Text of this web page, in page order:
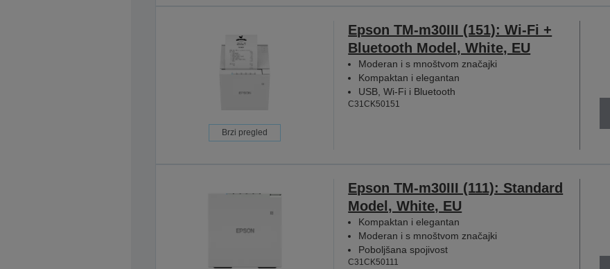
Brzi pregled
Epson TM-m30III (151): Wi-Fi +
Bluetooth Model, White, EU
Moderan i s mnoštvom značajki
Kompaktan i elegantan
USB, Wi-Fi i Bluetooth
C31CK50151
Epson TM-m30III (111): Standard
Model, White, EU
Kompaktan i elegantan
Moderan i s mnoštvom značajki
Poboljšana spojivost
C31CK50111